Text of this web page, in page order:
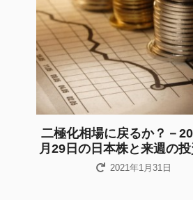
二極化相場に戻るか？－
月29日の日本株と来週の
2021年1月31日